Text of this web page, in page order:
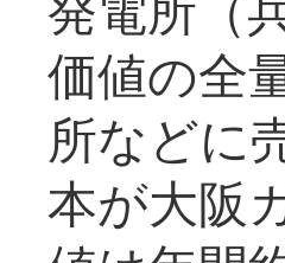
価値の全
所などに
本が大阪